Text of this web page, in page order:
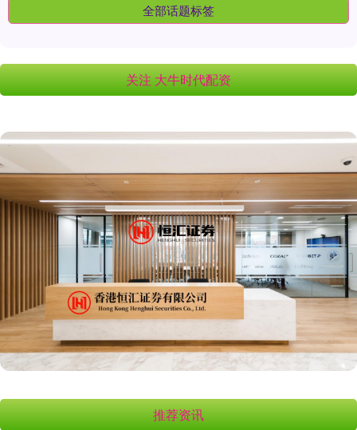
全部话题标签
关注 大牛时代配资
推荐资讯